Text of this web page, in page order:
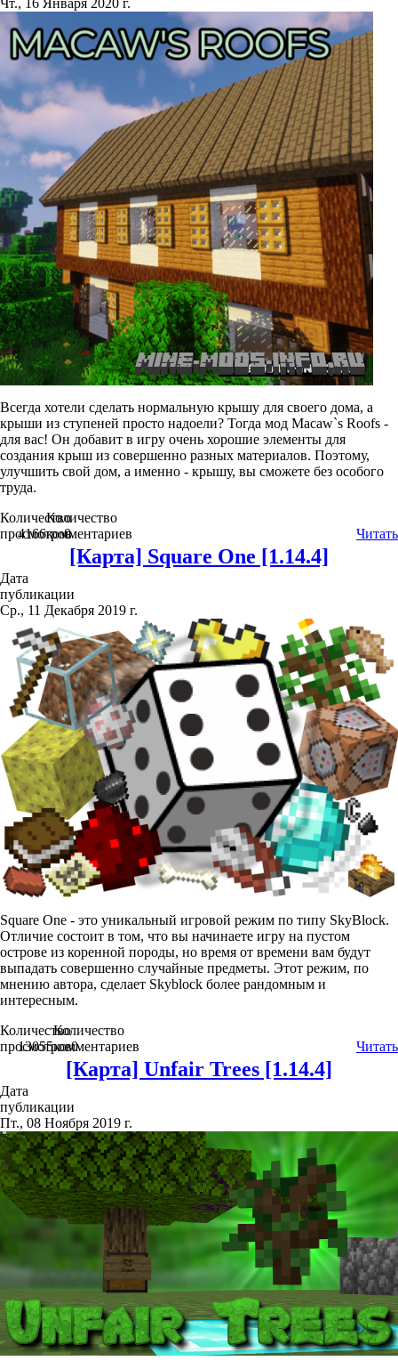
Чт., 16 Января 2020 г.
Всегда хотели сделать нормальную крышу для своего дома, а
крыши из ступеней просто надоели? Тогда мод Macaw`s Roofs -
для вас! Он добавит в игру очень хорошие элементы для
создания крыш из совершенно разных материалов. Поэтому,
улучшить свой дом, а именно - крышу, вы сможете без особого
труда.
Количество
просмотров
4166
Количество
комментариев
0 Читать
[Карта] Square One [1.14.4]
Дата
публикации
Ср., 11 Декабря 2019 г.
Square One - это уникальный игровой режим по типу SkyBlock.
Отличие состоит в том, что вы начинаете игру на пустом
острове из коренной породы, но время от времени вам будут
выпадать совершенно случайные предметы. Этот режим, по
мнению автора, сделает Skyblock более рандомным и
интересным.
Количество
просмотров
13055
Количество
комментариев
0 Читать
[Карта] Unfair Trees [1.14.4]
Дата
публикации
Пт., 08 Ноября 2019 г.